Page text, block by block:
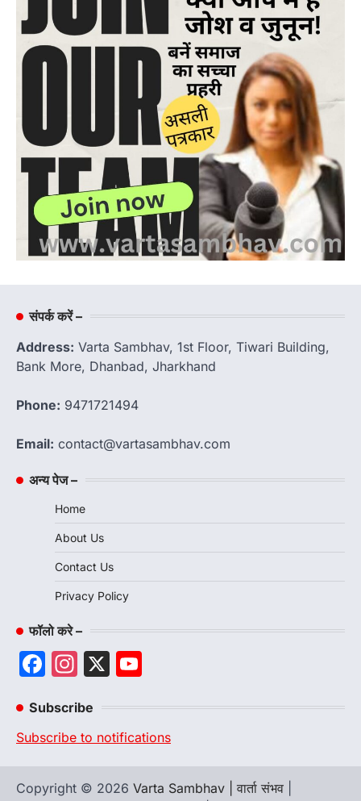
संपर्क करें –
Address: Varta Sambhav, 1st Floor, Tiwari Building,
Bank More, Dhanbad, Jharkhand
Phone: 9471721494
Email: contact@vartasambhav.com
अन्य पेज –
Home
About Us
Contact Us
Privacy Policy
फॉलो करे –
Facebook
Instagram
X
Subscribe
Subscribe to notifications
Copyright © 2026 Varta Sambhav | वार्ता संभव